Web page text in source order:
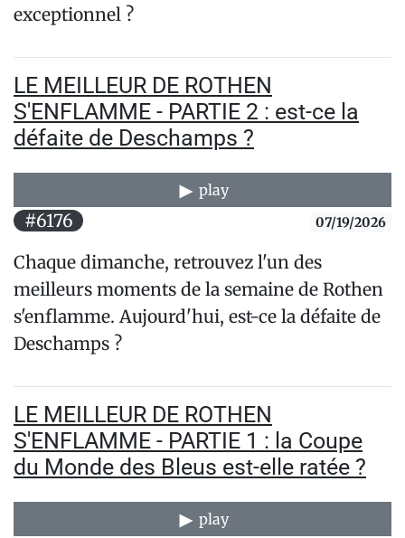
exceptionnel ?
LE MEILLEUR DE ROTHEN
S'ENFLAMME - PARTIE 2 : est-ce la
défaite de Deschamps ?
play
#6176 07/19/2026
Chaque dimanche, retrouvez l'un des
meilleurs moments de la semaine de Rothen
s'enflamme. Aujourd'hui, est-ce la défaite de
Deschamps ?
LE MEILLEUR DE ROTHEN
S'ENFLAMME - PARTIE 1 : la Coupe
du Monde des Bleus est-elle ratée ?
play